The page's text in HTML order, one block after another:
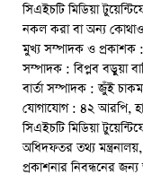
রাউজানে আগুনে পুড়ে
ঈশ্বরগঞ্জে বজ্রপাতে
রাঙামাটিতে “ফিরে
শীর্ষক “কথকতা”
রাবিপ্রবি’তে
সিএইচটি মিডিয়া
নকল করা বা অন্য
মুখ্য সম্পাদক ও প্রকাশক
সম্পাদক : বিপ্লব বড়ুয়া
বার্তা সম্পাদক : জুঁই
যোগাযোগ : ৪২ আরপি,
সিএইচটি মিডিয়া
অধিদফতর তথ্য
প্রকাশনার নিবন্ধনের